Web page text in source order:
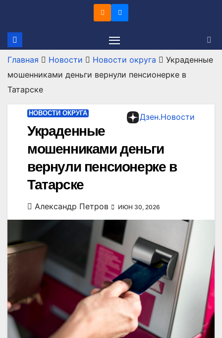
содержимому
Главная Новости Новости округа
Украденные
мошенниками деньги вернули пенсионерке в
Татарске
Дзен.Новости
НОВОСТИ ОКРУГА
Украденные
мошенниками деньги
вернули пенсионерке в
Татарске
Александр Петров ИЮН 30, 2026